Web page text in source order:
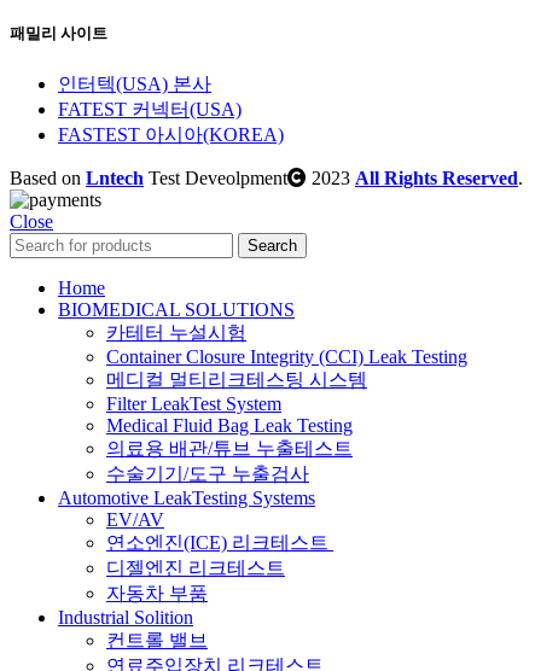
패밀리 사이트
인터텍(USA) 본사
FATEST 커넥터(USA)
FASTEST 아시아(KOREA)
Based on Lntech Test Deveolpment 2023 All Rights Reserved.
Close
Search
Home
BIOMEDICAL SOLUTIONS
카테터 누설시험
Container Closure Integrity (CCI) Leak Testing
메디컬 멀티리크테스팅 시스템
Filter LeakTest System
Medical Fluid Bag Leak Testing
의료용 배관/튜브 누출테스트
수술기기/도구 누출검사
Automotive LeakTesting Systems
EV/AV
연소엔진(ICE) 리크테스트
디젤엔진 리크테스트
자동차 부품
Industrial Solition
컨트롤 밸브
연료주입장치 리크테스트